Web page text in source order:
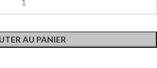
AU PANIER